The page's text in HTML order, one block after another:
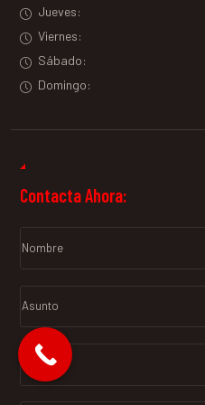
Jueves:
Viernes:
Sábado:
Domingo:
Contacta Ahora: